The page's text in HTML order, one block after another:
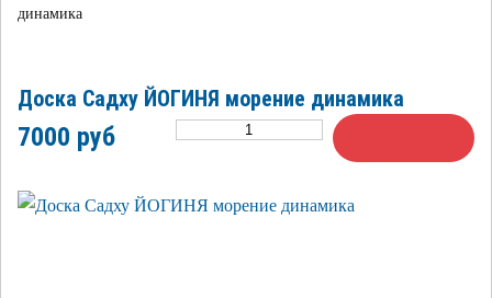
динамика
Доска Садху ЙОГИНЯ морение динамика
7000 руб